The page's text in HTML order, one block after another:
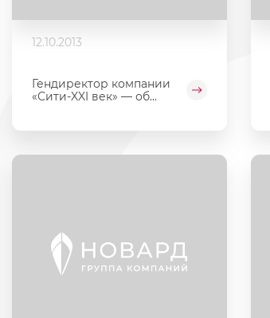
12.10.2013
Гендиректор компании
«Сити-XXI век» — об...